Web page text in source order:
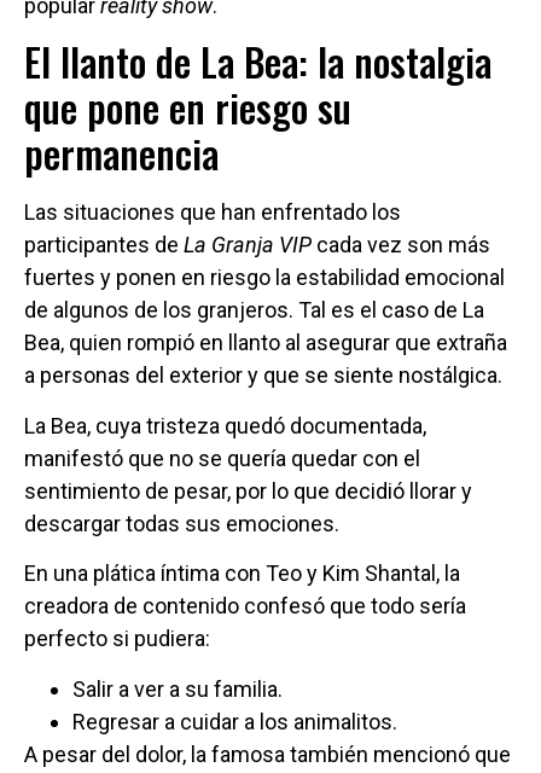
popularreality show.
El llanto de La Bea: la nostalgia
que pone en riesgo su
permanencia
Las situaciones que han enfrentado los
participantes de La Granja VIP cada vez son más
fuertes y ponen en riesgo la estabilidad emocional
de algunos de los granjeros. Tal es el caso de La
Bea, quien rompió en llanto al asegurar que extraña
a personas del exterior y que se siente nostálgica.
La Bea, cuya tristeza quedó documentada,
manifestó que no se quería quedar con el
sentimiento de pesar, por lo que decidió llorar y
descargar todas sus emociones.
En una plática íntima con Teo y Kim Shantal, la
creadora de contenido confesó que todo sería
perfecto si pudiera:
Salir a ver a su familia.
Regresar a cuidar a los animalitos.
A pesar del dolor, la famosa también mencionó que